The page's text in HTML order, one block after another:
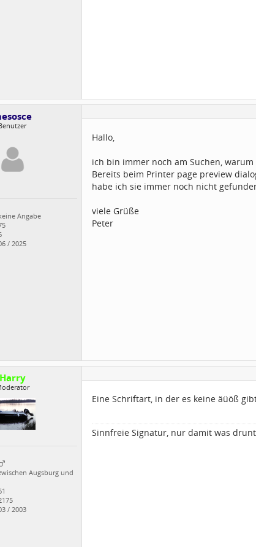
Angabe
/ 2025
Hallo,
ich bin immer noch am Suchen,
Bereits beim Printer page preview
habe ich sie immer noch nicht
viele Grüße
Peter
Harry
Augsburg und
/ 2003
Eine Schriftart, in der es keine äüöß
Sinnfreie Signatur, nur damit was